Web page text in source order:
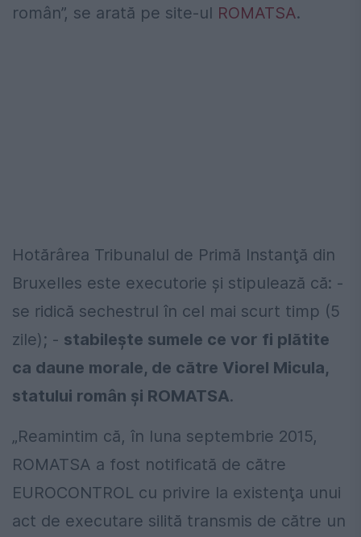
român”, se arată pe site-ul ROMATSA.
Hotărârea Tribunalul de Primă Instanţă din
Bruxelles este executorie şi stipulează că: -
se ridică sechestrul în cel mai scurt timp (5
zile); - stabileşte sumele ce vor fi plătite
ca daune morale, de către Viorel Micula,
statului român şi ROMATSA.
„Reamintim că, în luna septembrie 2015,
ROMATSA a fost notificată de către
EUROCONTROL cu privire la existenţa unui
act de executare silită transmis de către un